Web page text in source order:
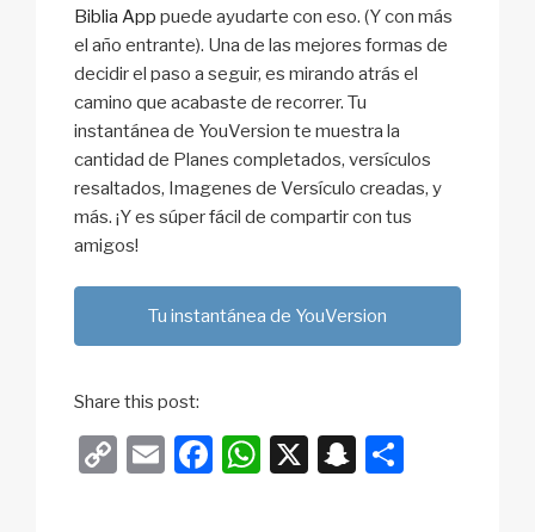
Biblia App puede ayudarte con eso. (Y con más
el año entrante). Una de las mejores formas de
decidir el paso a seguir, es mirando atrás el
camino que acabaste de recorrer. Tu
instantánea de YouVersion te muestra la
cantidad de Planes completados, versículos
resaltados, Imagenes de Versículo creadas, y
más. ¡Y es súper fácil de compartir con tus
amigos!
Tu instantánea de YouVersion
Share this post:
C
E
F
W X
S